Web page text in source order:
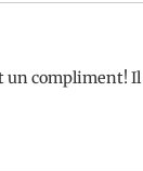
un compliment!